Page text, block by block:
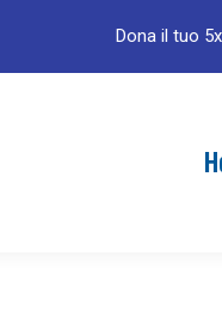
Dona il tuo